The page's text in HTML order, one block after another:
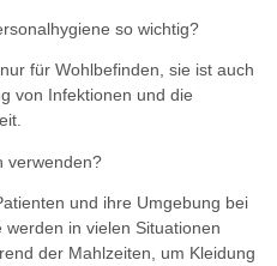
so wichtig?
für Wohlbefinden, sie ist auch
von Infektionen und die
verwenden?
und ihre Umgebung bei
in vielen Situationen
der Mahlzeiten, um Kleidung